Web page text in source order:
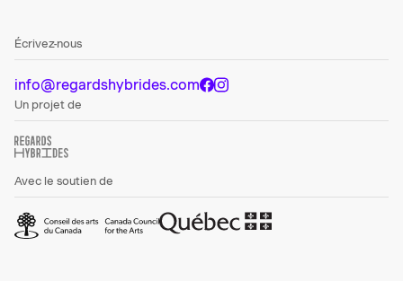
Écrivez-nous
info@regardshybrides.com
Un projet de
Avec le soutien de